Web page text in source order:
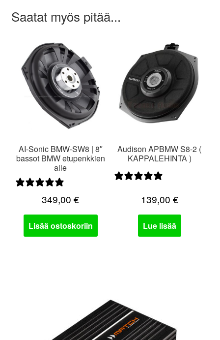
Saatat myös pitää...
AI-Sonic BMW-SW8 | 8″
bassot BMW etupenkkien
alle
349,00€
Lisää ostoskoriin
Audison APBMW S8-2 (
KAPPALEHINTA )
139,00 €
Lue lisää